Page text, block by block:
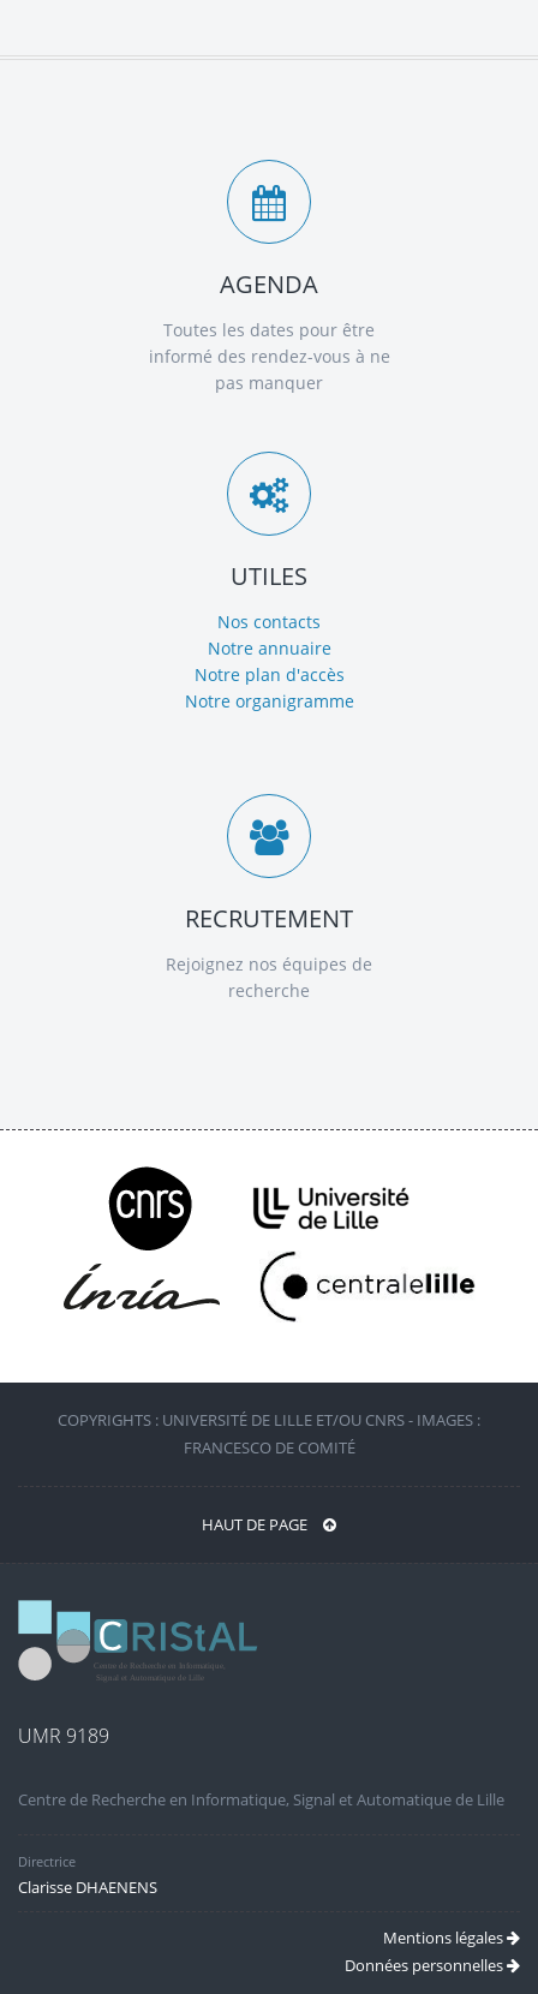
AGENDA
Toutes les dates pour être
informé des rendez-vous à ne
pas manquer
UTILES
Nos contacts
Notre annuaire
Notre plan d'accès
Notre organigramme
RECRUTEMENT
Rejoignez nos équipes de
recherche
COPYRIGHTS : UNIVERSITÉ DE LILLE ET/OU CNRS - IMAGES :
FRANCESCO DE COMITÉ
HAUT DE PAGE
UMR 9189
Centre de Recherche en Informatique, Signal et Automatique de Lille
Directrice
Clarisse DHAENENS
Mentions légales
Données personnelles